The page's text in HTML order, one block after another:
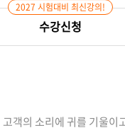
수강신청
2027 시험대비 최신강의!
고객의 소리에 귀를 기울이